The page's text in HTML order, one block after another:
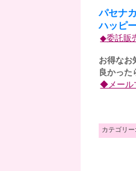
パセナ
ハッピ
◆委託販
お得なお
良かった
◆メール
カテゴリー: